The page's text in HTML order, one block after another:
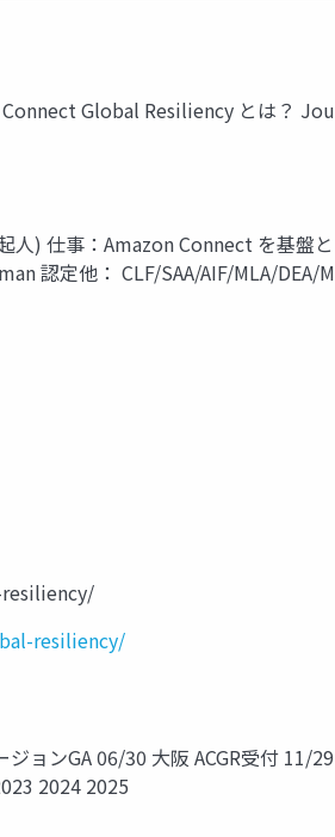
Global Resiliency とは？
) 仕事：Amazon Connect を基盤
認定他： CLF/SAA/AIF/MLA/DEA/
resiliency/
ョンGA 06/30 大阪 ACGR受付 11/
2024 2025